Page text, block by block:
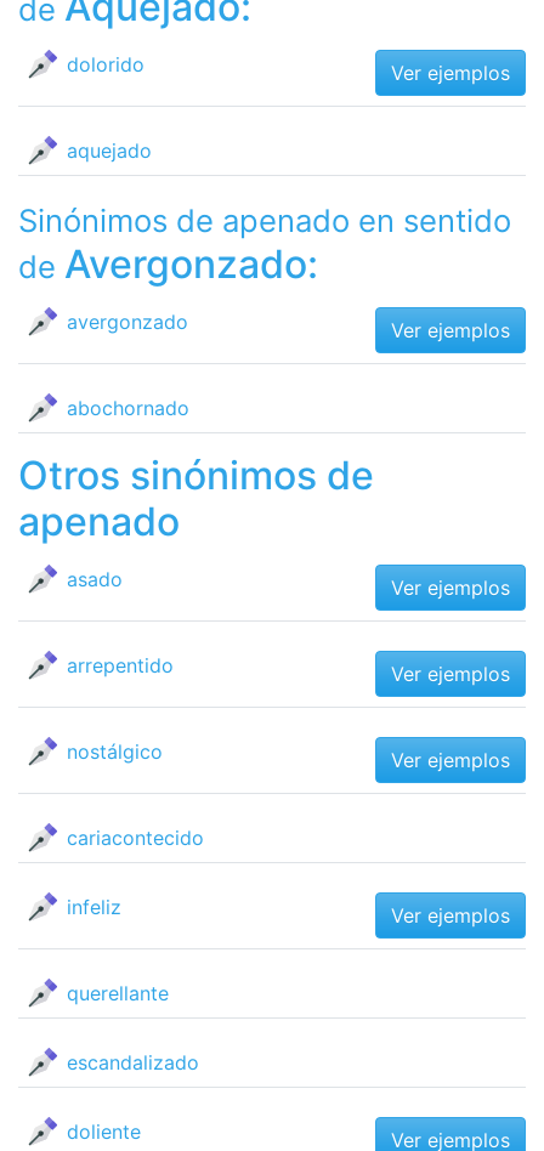
de
dolorido Ver ejemplos
aquejado
Sinónimos de apenado en sentido
de Avergonzado:
avergonzado Ver ejemplos
abochornado
Otros sinónimos de
apenado
asado Ver ejemplos
arrepentido Ver ejemplos
nostálgico Ver ejemplos
cariacontecido
infeliz Ver ejemplos
querellante
escandalizado
doliente Ver ejemplos